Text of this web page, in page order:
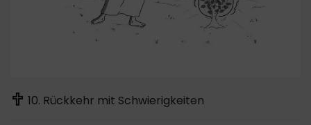
10. Rückkehr mit Schwierigkeiten